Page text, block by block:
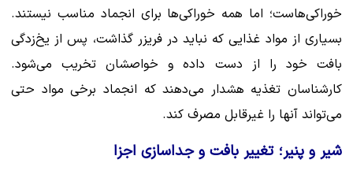
خوراکی‌هاست؛ اما همه خوراکی‌ها برای انجماد مناسب نیستند.
بسیاری از مواد غذایی که نباید در فریزر گذاشت، پس از یخ‌زدگی
بافت خود را از دست داده و خواصشان تخریب می‌شود.
کارشناسان تغذیه هشدار می‌دهند که انجماد برخی مواد حتی
می‌تواند آنها را غیرقابل مصرف کند.
شیر و پنیر؛ تغییر بافت و جداسازی اجزا